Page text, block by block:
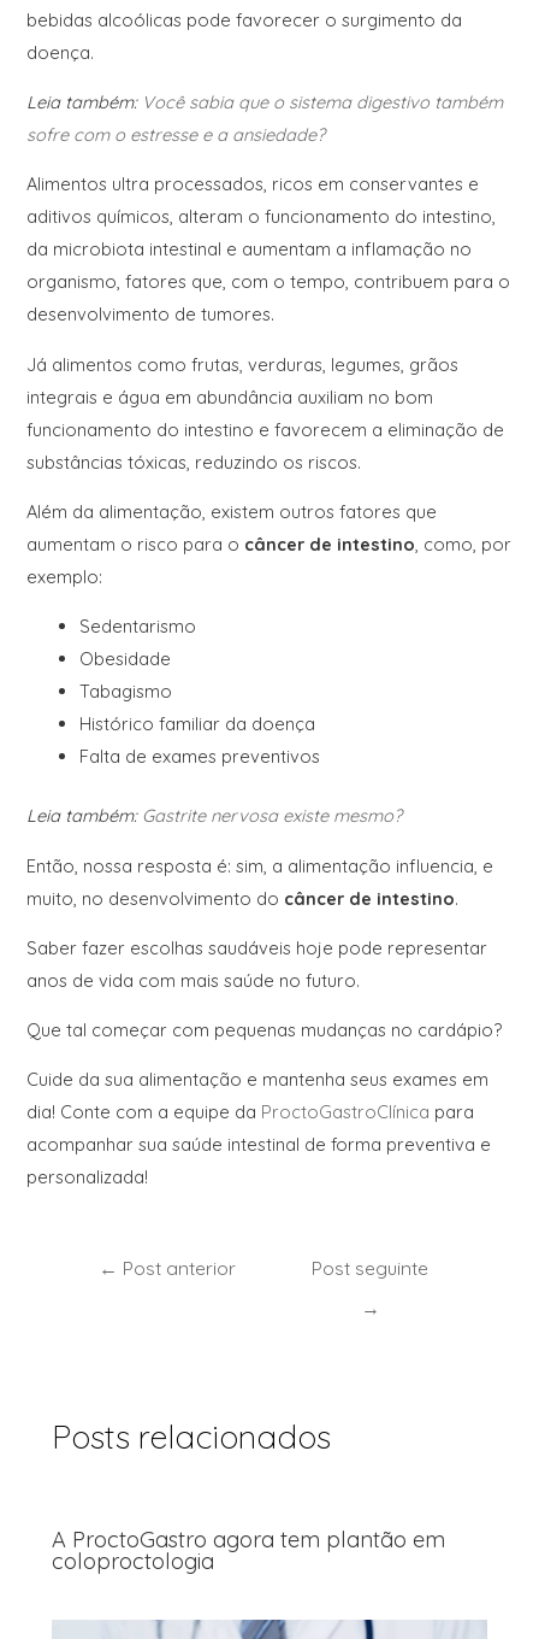
bebidas alcoólicas pode favorecer o surgimento da
doença.
Leia também: Você sabia que o sistema digestivo também
sofre com o estresse e a ansiedade?
Alimentos ultra processados, ricos em conservantes e
aditivos químicos, alteram o funcionamento do intestino,
da microbiota intestinal e aumentam a inflamação no
organismo, fatores que, com o tempo, contribuem para o
desenvolvimento de tumores.
Já alimentos como frutas, verduras, legumes, grãos
integrais e água em abundância auxiliam no bom
funcionamento do intestino e favorecem a eliminação de
substâncias tóxicas, reduzindo os riscos.
Além da alimentação, existem outros fatores que
aumentam o risco para o câncer de intestino, como, por
exemplo:
Sedentarismo
Obesidade
Tabagismo
Histórico familiar da doença
Falta de exames preventivos
Leia também: Gastrite nervosa existe mesmo?
Então, nossa resposta é: sim, a alimentação influencia, e
muito, no desenvolvimento do câncer de intestino.
Saber fazer escolhas saudáveis hoje pode representar
anos de vida com mais saúde no futuro.
Que tal começar com pequenas mudanças no cardápio?
Cuide da sua alimentação e mantenha seus exames em
dia! Conte com a equipe da ProctoGastroClínica para
acompanhar sua saúde intestinal de forma preventiva e
personalizada!
← Post anterior
Post seguinte
→
Posts relacionados
A ProctoGastro agora tem plantão em
coloproctologia